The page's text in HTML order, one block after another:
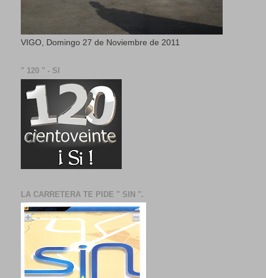
VIGO, Domingo 27 de Noviembre de 2011
" 120 " - SI
LA CARRETERA TE PIDE " SIN ".